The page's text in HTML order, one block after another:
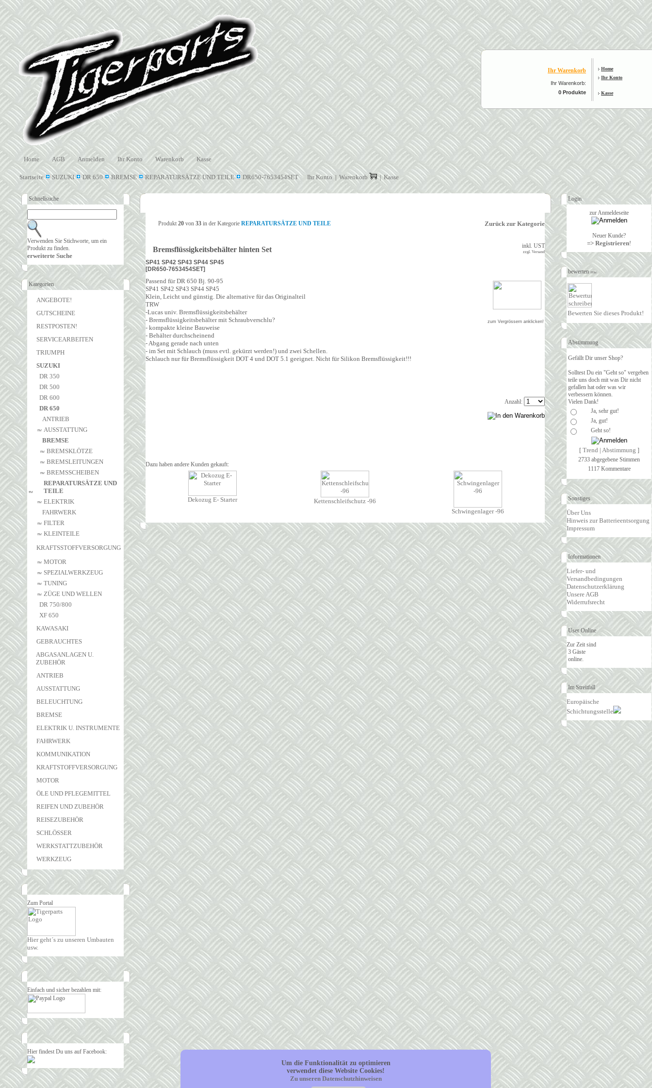
Ihr Warenkorb
Ihr Warenkorb:
0 Produkte
Home
Ihr Konto
Kasse
Home AGB Anmelden Ihr Konto Warenkorb Kasse
Startseite SUZUKI DR 650 BREMSE REPARATURSÄTZE UND TEILE DR650-7653454SET Ihr Konto| Warenkorb |Kasse
Schnellsuche
Verwenden Sie Stichworte, um ein
Produkt zu finden.
erweiterte Suche
Kategorien
ANGEBOTE!
GUTSCHEINE
RESTPOSTEN!
SERVICEARBEITEN
TRIUMPH
SUZUKI
DR 350
DR 500
DR 600
DR 650
ANTRIEB
AUSSTATTUNG
BREMSE
BREMSKLÖTZE
BREMSLEITUNGEN
BREMSSCHEIBEN
REPARATURSÄTZE UND
TEILE
ELEKTRIK
FAHRWERK
FILTER
KLEINTEILE
KRAFTSSTOFFVERSORGUNG
MOTOR
SPEZIALWERKZEUG
TUNING
ZÜGE UND WELLEN
DR 750/800
XF 650
KAWASAKI
GEBRAUCHTES
ABGASANLAGEN U.
ZUBEHÖR
ANTRIEB
AUSSTATTUNG
BELEUCHTUNG
BREMSE
ELEKTRIK U. INSTRUMENTE
FAHRWERK
KOMMUNIKATION
KRAFTSTOFFVERSORGUNG
MOTOR
ÖLE UND PFLEGEMITTEL
REIFEN UND ZUBEHÖR
REISEZUBEHÖR
SCHLÖSSER
WERKSTATTZUBEHÖR
WERKZEUG
Zum Portal
Hier geht´s zu unseren Umbauten
usw.
Einfach und sicher bezahlen mit:
Hier findest Du uns auf Facebook:
Produkt 20 von 33 in der Kategorie REPARATURSÄTZE UND TEILE Zurück zur Kategorie
Bremsflüssigkeitsbehälter hinten Set
SP41 SP42 SP43 SP44 SP45
[DR650-7653454SET]
inkl. UST
zzgl. Versand
Passend für DR 650 Bj. 90-95
SP41 SP42 SP43 SP44 SP45
Klein, Leicht und günstig. Die alternative für das Originalteil
TRW
-Lucas univ. Bremsflüssigkeitsbehälter
- Bremsflüssigkeitsbehälter mit Schraubverschlu?
- kompakte kleine Bauweise
- Behälter durchscheinend
- Abgang gerade nach unten
- im Set mit Schlauch (muss evtl. gekürzt werden!) und zwei Schellen.
Schlauch nur für Bremsflüssigkeit DOT 4 und DOT 5.1 geeignet. Nicht für Silikon Bremsflüssigkeit!!!
zum Vergrössern anklicken!
Anzahl:
Dazu haben andere Kunden gekauft:
Dekozug E- Starter
Kettenschleifschutz -96
Schwingenlager -96
Login
zur Anmeldeseite
Neuer Kunde?
=> Registrieren!
bewerten
Bewerten Sie dieses Produkt!
Abstimmung
Gefällt Dir unser Shop?
Solltest Du ein "Geht so" vergeben
teile uns doch mit was Dir nicht
gefallen hat oder was wir
verbessern können.
Vielen Dank!
Ja, sehr gut!
Ja, gut!
Geht so!
[ Trend Abstimmung ]
2733 abgegebene Stimmen
1117 Kommentare
Sonstiges
Über Uns
Hinweis zur Batterieentsorgung
Impressum
Informationen
Liefer- und
Versandbedingungen
Datenschutzerklärung
Unsere AGB
Widerrufsrecht
User Online
Zur Zeit sind
3 Gäste
online.
Im Streitfall
Europäische
Schichtungsstelle
Um die Funktionalität zu optimieren
verwendet diese Website Cookies!
Zu unseren Datenschutzhinweisen